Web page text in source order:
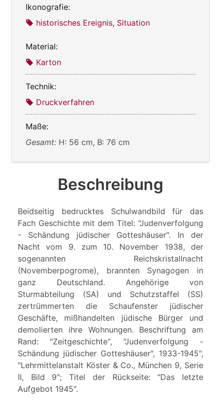
Ikonografie:
historisches Ereignis, Situation
Material:
Karton
Technik:
Druckverfahren
Maße:
Gesamt: H: 56 cm, B: 76 cm
Beschreibung
Beidseitig bedrucktes Schulwandbild für das
Fach Geschichte mit dem Titel: "Judenverfolgung
- Schändung jüdischer Gotteshäuser". In der
Nacht vom 9. zum 10. November 1938, der
sogenannten Reichskristallnacht
(Novemberpogrome), brannten Synagogen in
ganz Deutschland. Angehörige von
Sturmabteilung (SA) und Schutzstaffel (SS)
zertrümmerten die Schaufenster jüdischer
Geschäfte, mißhandelten jüdische Bürger und
demolierten ihre Wohnungen. Beschriftung am
Rand: "Zeitgeschichte", "Judenverfolgung -
Schändung jüdischer Gotteshäuser", 1933-1945",
"Lehrmittelanstalt Köster & Co., München 9, Serie
II, Bild 9"; Titel der Rückseite: "Das letzte
Aufgebot 1945".